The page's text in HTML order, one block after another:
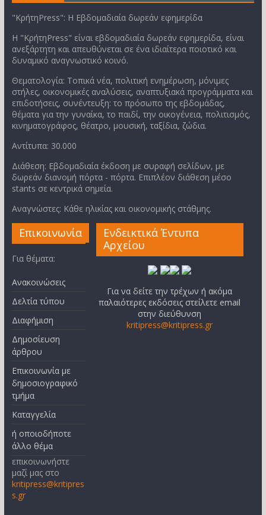
"ΚρήτηPress": Η Εβδομαδιαία δωρεάν εφημερίδα
Η "ΚρήτηPress" είναι εβδομαδιαία δωρεάν εφημερίδα, είναι
ανεξάρτητη και απευθύνεται σε ένα ιδιαίτερα ποιοτικό και
δυναμικό αναγνωστικό κοινό.
Θεματολογία: Τοπικά νέα, πολιτική ενημέρωση, μόνιμες
στήλες, οικονομικές αναλύσεις, αναπτυξιακά προγράμματα και
επιδοτήσεις, συνέντευξη: το πρόσωπο της εβδομάδας,
θέματα για την γυναίκα, το παιδί, την οικογένεια, πολιτισμός,
κινηματογράφος, θέατρο, μουσική, ταξίδια, ζώδια.
Αντίτυπα: 30.000
Διάθεση: Εβδομαδιαία έκδοση με συραφή σελίδων, με
δωρεάν διανομή πόρτα - πόρτα. Επιπλέον διάθεση μέσο
stants σε κεντρικά σημεία.
Αναγνώστες: Κάθε ηλικίας και οικονομικής στάθμης.
Επικοινωνία
Για θέματα:
Ανακοινώσεις
Δελτία τύπου
Διαφήμιση
Δημοσίευση
άρθρου
Επικοινωνία με
δημοσιογραφικό
τμήμα
Καταγγελία
ή οποιοδήποτε
άλλο θέμα
επικοινωνήστε
μαζί μας στο
kritipress@kritipres
s.gr
Ενδεικτικά Έντυπα
Αρχείου
Για να δείτε την τρέχων ή ακόμα
παλαιότερες εκδόσεις στείλετε email
στην διεύθυνση
kritipress@kritipress.gr